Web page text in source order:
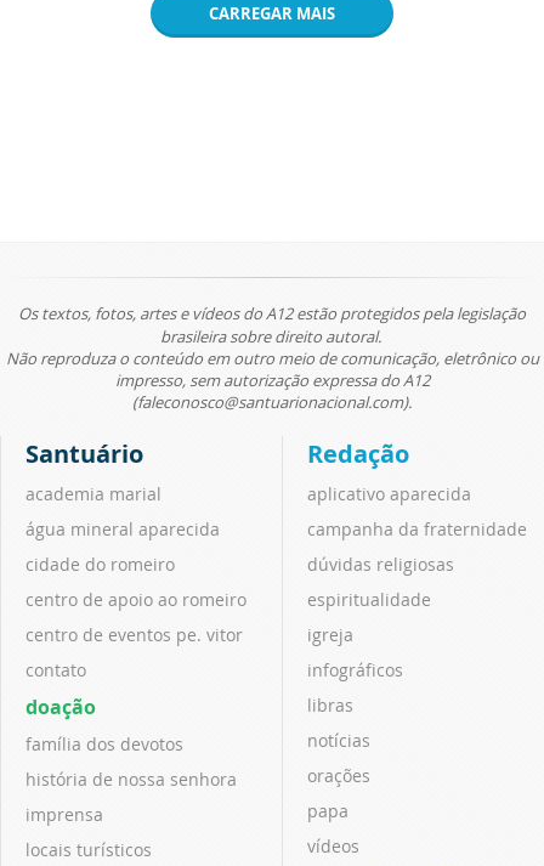
CARREGAR MAIS
Os textos, fotos, artes e vídeos do A12 estão protegidos pela legislação
brasileira sobre direito autoral.
Não reproduza o conteúdo em outro meio de comunicação, eletrônico ou
impresso, sem autorização expressa do A12
(faleconosco@santuarionacional.com).
Santuário
academia marial
água mineral aparecida
cidade do romeiro
centro de apoio ao romeiro
centro de eventos pe. vitor
contato
doação
família dos devotos
história de nossa senhora
imprensa
locais turísticos
Redação
aplicativo aparecida
campanha da fraternidade
dúvidas religiosas
espiritualidade
igreja
infográficos
libras
notícias
orações
papa
vídeos